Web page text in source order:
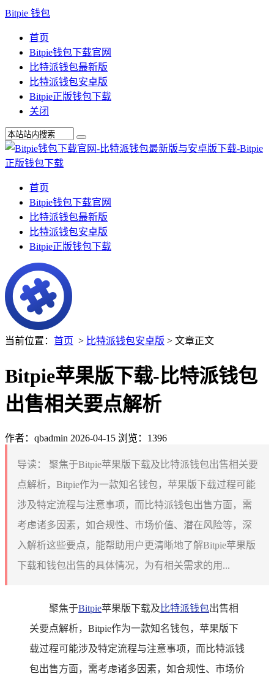
Bitpie 钱包
首页
Bitpie钱包下载官网
比特派钱包最新版
比特派钱包安卓版
Bitpie正版钱包下载
关闭
首页
Bitpie钱包下载官网
比特派钱包最新版
比特派钱包安卓版
Bitpie正版钱包下载
当前位置： 首页 > 比特派钱包安卓版 > 文章正文
Bitpie苹果版下载-比特派钱包
出售相关要点解析
作者：qbadmin 2026-04-15 浏览：1396
导读：
聚焦于Bitpie苹果版下载及比特派钱包出售相关要
点解析，Bitpie作为一款知名钱包，苹果版下载过程可能
涉及特定流程与注意事项，而比特派钱包出售方面，需
考虑诸多因素，如合规性、市场价值、潜在风险等，深
入解析这些要点，能帮助用户更清晰地了解Bitpie苹果版
下载和钱包出售的具体情况，为有相关需求的用...
聚焦于Bitpie苹果版下载及 比特派钱包出售相
关要点解析，Bitpie作为一款知名钱包，苹果版下
载过程可能涉及特定流程与注意事项，而比特派钱
包出售方面，需考虑诸多因素，如合规性、市场价